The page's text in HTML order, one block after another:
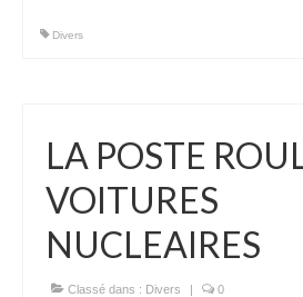
Divers
LA POSTE
VOITURES
NUCLEAIRES
Classé dans : Divers | 0